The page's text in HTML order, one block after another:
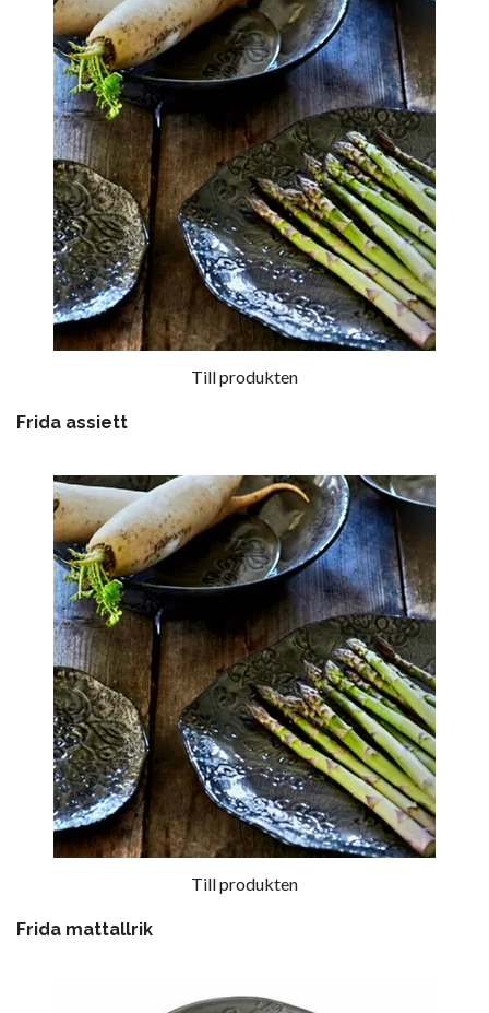
Till produkten
Frida assiett
Till produkten
Frida mattallrik